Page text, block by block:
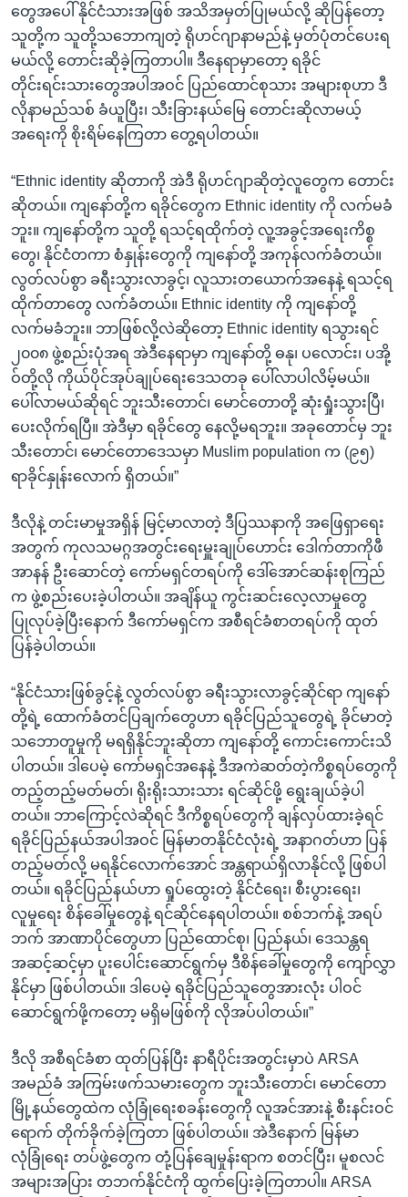
တွေအပေါ် နိုင်ငံသားအဖြစ် အသိအမှတ်ပြုမယ်လို့ ဆိုပြန်တော့
သူတို့က သူတို့သဘောကျတဲ့ ရိုဟင်ဂျာနာမည်နဲ့ မှတ်ပုံတင်ပေးရ
မယ်လို့ တောင်းဆိုခဲ့ကြတာပါ။ ဒီနေရာမှာတော့ ရခိုင်
တိုင်းရင်းသားတွေအပါအဝင် ပြည်ထောင်စုသား အများစုဟာ ဒီ
လိုနာမည်သစ် ခံယူပြီး၊ သီးခြားနယ်မြေ တောင်းဆိုလာမယ့်
အရေးကို စိုးရိမ်နေကြတာ တွေ့ရပါတယ်။
“Ethnic identity ဆိုတာကို အဲဒီ ရိုဟင်ဂျာဆိုတဲ့လူတွေက တောင်း
ဆိုတယ်။ ကျနော်တို့က ရခိုင်တွေက Ethnic identity ကို လက်မခံ
ဘူး။ ကျနော်တို့က သူတို့ ရသင့်ရထိုက်တဲ့ လူ့အခွင့်အရေးကိစ္စ
တွေ၊ နိုင်ငံတကာ စံနှုန်းတွေကို ကျနော်တို့ အကုန်လက်ခံတယ်။
လွတ်လပ်စွာ ခရီးသွားလာခွင့်၊ လူသားတယောက်အနေနဲ့ ရသင့်ရ
ထိုက်တာတွေ လက်ခံတယ်။ Ethnic identity ကို ကျနော်တို့
လက်မခံဘူး။ ဘာဖြစ်လို့လဲဆိုတော့ Ethnic identity ရသွားရင်
၂၀၀၈ ဖွဲ့စည်းပုံအရ အဲဒီနေရာမှာ ကျနော်တို့ ဓနု၊ ပလောင်း၊ ပအို့
ဝ်တို့လို ကိုယ်ပိုင်အုပ်ချုပ်ရေးဒေသတခု ပေါ်လာပါလိမ့်မယ်။
ပေါ်လာမယ်ဆိုရင် ဘူးသီးတောင်၊ မောင်တောတို့ ဆုံးရှုံးသွားပြီ၊
ပေးလိုက်ရပြီ။ အဲဒီမှာ ရခိုင်တွေ နေလို့မရဘူး။ အခုတောင်မှ ဘူး
သီးတောင်၊ မောင်တောဒေသမှာ Muslim population က (၉၅)
ရာခိုင်နှုန်းလောက် ရှိတယ်။”
ဒီလိုနဲ့ တင်းမာမှုအရှိန် မြင့်မာလာတဲ့ ဒီပြဿနာကို အဖြေရှာရေး
အတွက် ကုလသမဂ္ဂအတွင်းရေးမှူးချုပ်ဟောင်း ဒေါက်တာကိုဖီ
အာနန် ဦးဆောင်တဲ့ ကော်မရှင်တရပ်ကို ဒေါ်အောင်ဆန်းစုကြည်
က ဖွဲ့စည်းပေးခဲ့ပါတယ်။ အချိန်ယူ ကွင်းဆင်းလေ့လာမှုတွေ
ပြုလုပ်ခဲ့ပြီးနောက် ဒီကော်မရှင်က အစီရင်ခံစာတရပ်ကို ထုတ်
ပြန်ခဲ့ပါတယ်။
“နိုင်ငံသားဖြစ်ခွင့်နဲ့ လွတ်လပ်စွာ ခရီးသွားလာခွင့်ဆိုင်ရာ ကျနော်
တို့ရဲ့ ထောက်ခံတင်ပြချက်တွေဟာ ရခိုင်ပြည်သူတွေရဲ့ ခိုင်မာတဲ့
သဘောတူမှုကို မရရှိနိုင်ဘူးဆိုတာ ကျနော်တို့ ကောင်းကောင်းသိ
ပါတယ်။ ဒါပေမဲ့ ကော်မရှင်အနေနဲ့ ဒီအကဲဆတ်တဲ့ကိစ္စရပ်တွေကို
တည့်တည့်မတ်မတ်၊ ရိုးရိုးသားသား ရင်ဆိုင်ဖို့ ရွေးချယ်ခဲ့ပါ
တယ်။ ဘာကြောင့်လဲဆိုရင် ဒီကိစ္စရပ်တွေကို ချန်လှပ်ထားခဲ့ရင်
ရခိုင်ပြည်နယ်အပါအဝင် မြန်မာတနိုင်ငံလုံးရဲ့ အနာဂတ်ဟာ ပြန်
တည့်မတ်လို့ မရနိုင်လောက်အောင် အန္တရာယ်ရှိလာနိုင်လို့ ဖြစ်ပါ
တယ်။ ရခိုင်ပြည်နယ်ဟာ ရှုပ်ထွေးတဲ့ နိုင်ငံရေး၊ စီးပွားရေး၊
လူမှုရေး စိန်ခေါ်မှုတွေနဲ့ ရင်ဆိုင်နေရပါတယ်။ စစ်ဘက်နဲ့ အရပ်
ဘက် အာဏာပိုင်တွေဟာ ပြည်ထောင်စု၊ ပြည်နယ်၊ ဒေသန္တရ
အဆင့်ဆင့်မှာ ပူးပေါင်းဆောင်ရွက်မှ ဒီစိန်ခေါ်မှုတွေကို ကျော်လွှာ
နိုင်မှာ ဖြစ်ပါတယ်။ ဒါပေမဲ့ ရခိုင်ပြည်သူတွေအားလုံး ပါဝင်
ဆောင်ရွက်ဖို့ကတော့ မရှိမဖြစ်ကို လိုအပ်ပါတယ်။”
ဒီလို အစီရင်ခံစာ ထုတ်ပြန်ပြီး နာရီပိုင်းအတွင်းမှာပဲ ARSA
အမည်ခံ အကြမ်းဖက်သမားတွေက ဘူးသီးတောင်၊ မောင်တော
မြို့နယ်တွေထဲက လုံခြုံရေးစခန်းတွေကို လူအင်အားနဲ့ စီးနင်းဝင်
ရောက် တိုက်ခိုက်ခဲ့ကြတာ ဖြစ်ပါတယ်။ အဲဒီနောက် မြန်မာ
လုံခြုံရေး တပ်ဖွဲ့တွေက တုံ့ပြန်ချေမှုန်းရာက စတင်ပြီး၊ မူစလင်
အများအပြား တဘက်နိုင်ငံကို ထွက်ပြေးခဲ့ကြတာပါ။ ARSA